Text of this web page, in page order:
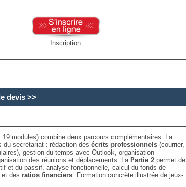
Inscription
devis >>
19 modules) combine deux parcours complémentaires. La
du secrétariat : rédaction des écrits professionnels (courrier,
gestion du temps avec Outlook, organisation
des réunions et déplacements. La Partie 2 permet de
et du passif, analyse fonctionnelle, calcul du fonds de
des ratios financiers . Formation concrète illustrée de jeux-